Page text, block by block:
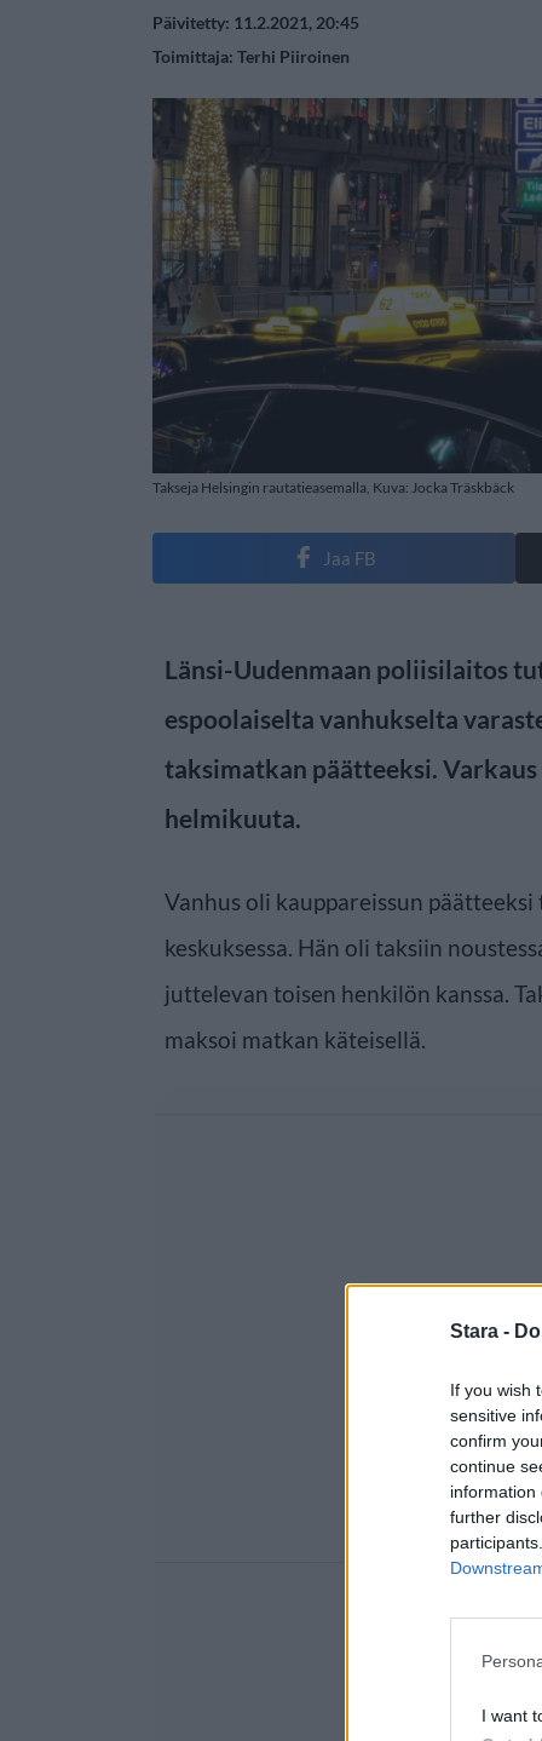
Stara -
If you wish
sensitive
confirm
continue
information
further
I want
Päivitetty: 11.2.2021, 20:45
Toimittaja: Terhi Piiroinen
Takseja Helsingin rautatieasemalla, Kuva: Jocka Träskbäck
Jaa FB
Länsi-Uudenmaan poliisilaitos
espoolaiselta vanhukselta
taksimatkan päätteeksi.
helmikuuta.
Vanhus oli kauppareissun
keskuksessa. Hän oli taksiin
juttelevan toisen henkilön kanssa.
maksoi matkan käteisellä.